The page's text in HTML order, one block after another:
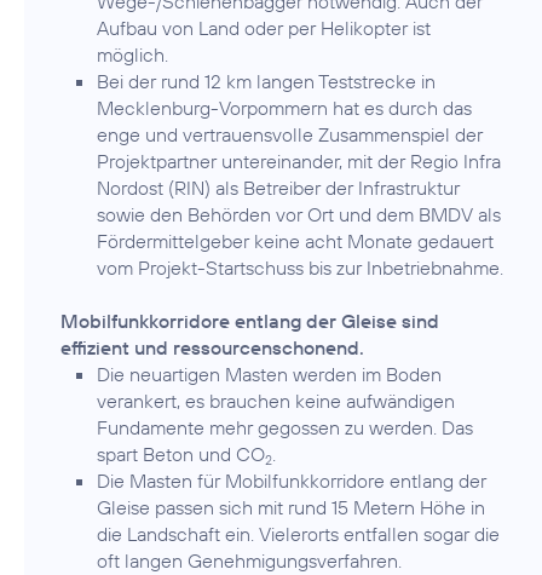
Aufbau von Land oder per Helikopter ist
möglich.
Bei der rund 12 km langen Teststrecke in
Mecklenburg-Vorpommern hat es durch das
enge und vertrauensvolle Zusammenspiel der
Projektpartner untereinander, mit der Regio Infra
Nordost (RIN) als Betreiber der Infrastruktur
sowie den Behörden vor Ort und dem BMDV als
Fördermittelgeber keine acht Monate gedauert
vom Projekt-Startschuss bis zur Inbetriebnahme.
Mobilfunkkorridore entlang der Gleise sind
effizient und ressourcenschonend.
Die neuartigen Masten werden im Boden
verankert, es brauchen keine aufwändigen
Fundamente mehr gegossen zu werden. Das
spart Beton und CO2
Die Masten für Mobilfunkkorridore entlang der
Gleise passen sich mit rund 15 Metern Höhe in
die Landschaft ein. Vielerorts entfallen sogar die
oft langen Genehmigungsverfahren.